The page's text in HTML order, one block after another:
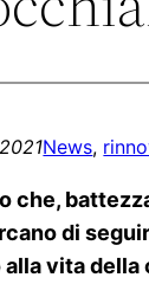
News,
che,
di
vita della